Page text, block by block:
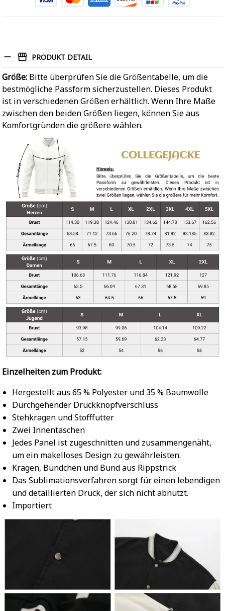
PRODUKT DETAIL
Größe: Bitte überprüfen Sie die Größentabelle, um die
bestmögliche Passform sicherzustellen. Dieses Produkt
ist in verschiedenen Größen erhältlich. Wenn Ihre Maße
zwischen den beiden Größen liegen, können Sie aus
Komfortgründen die größere wählen.
Einzelheiten zum Produkt:
Hergestellt aus 65 % Polyester und 35 % Baumwolle
Durchgehender Druckknopfverschluss
Stehkragen und Stofffutter
Zwei Innentaschen
Jedes Panel ist zugeschnitten und zusammengenäht,
um ein makelloses Design zu gewährleisten.
Kragen, Bündchen und Bund aus Rippstrick
Das Sublimationsverfahren sorgt für einen lebendigen
und detaillierten Druck, der sich nicht abnutzt.
Importiert